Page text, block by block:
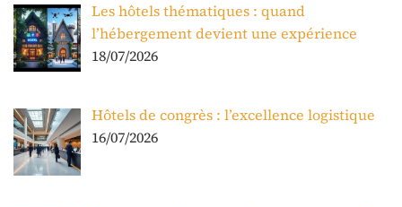
Les hôtels thématiques : quand
l’hébergement devient une expérience
18/07/2026
Hôtels de congrès : l’excellence logistique
16/07/2026